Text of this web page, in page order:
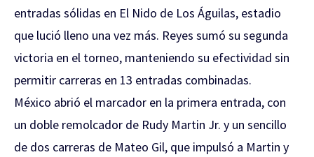
entradas sólidas en El Nido de Los Águilas, estadio
que lució lleno una vez más. Reyes sumó su segunda
victoria en el torneo, manteniendo su efectividad sin
permitir carreras en 13 entradas combinadas.
México abrió el marcador en la primera entrada, con
un doble remolcador de Rudy Martin Jr. y un sencillo
de dos carreras de Mateo Gil, que impulsó a Martin y